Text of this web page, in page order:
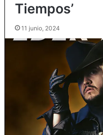
Tiempos’
11 junio, 2024